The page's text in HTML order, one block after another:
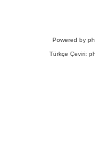
Powered by
Türkçe Çeviri: